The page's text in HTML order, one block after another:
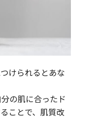
けられるとあな
の肌に合ったド
ことで、肌質改